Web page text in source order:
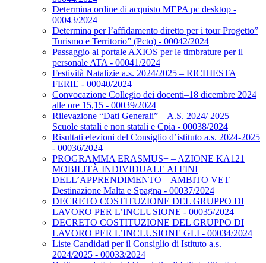
Determina ordine di acquisto MEPA pc desktop -
00043/2024
Determina per l’affidamento diretto per i tour Progetto”
Turismo e Territorio” (Pcto) - 00042/2024
Passaggio al portale AXIOS per le timbrature per il
personale ATA - 00041/2024
Festività Natalizie a.s. 2024/2025 – RICHIESTA
FERIE - 00040/2024
Convocazione Collegio dei docenti–18 dicembre 2024
alle ore 15,15 - 00039/2024
Rilevazione “Dati Generali” – A.S. 2024/ 2025 –
Scuole statali e non statali e Cpia - 00038/2024
Risultati elezioni del Consiglio d’istituto a.s. 2024-2025
- 00036/2024
PROGRAMMA ERASMUS+ – AZIONE KA121
MOBILITÀ INDIVIDUALE AI FINI
DELL’APPRENDIMENTO – AMBITO VET –
Destinazione Malta e Spagna - 00037/2024
DECRETO COSTITUZIONE DEL GRUPPO DI
LAVORO PER L’INCLUSIONE - 00035/2024
DECRETO COSTITUZIONE DEL GRUPPO DI
LAVORO PER L’INCLUSIONE GLI - 00034/2024
Liste Candidati per il Consiglio di Istituto a.s.
2024/2025 - 00033/2024